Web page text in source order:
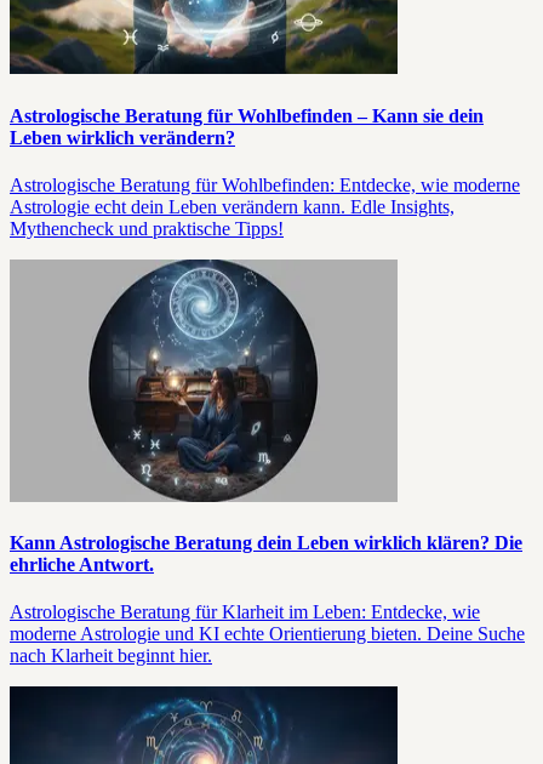
Astrologische Beratung für Wohlbefinden – Kann sie dein
Leben wirklich verändern?
Astrologische Beratung für Wohlbefinden: Entdecke, wie moderne
Astrologie echt dein Leben verändern kann. Edle Insights,
Mythencheck und praktische Tipps!
Kann Astrologische Beratung dein Leben wirklich klären? Die
ehrliche Antwort.
Astrologische Beratung für Klarheit im Leben: Entdecke, wie
moderne Astrologie und KI echte Orientierung bieten. Deine Suche
nach Klarheit beginnt hier.